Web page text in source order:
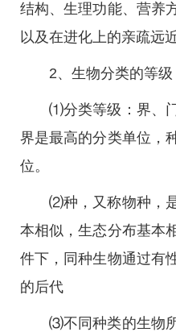
结构、生理功能、营养
以及在进化上的亲疏远
2、生物分类的等级
⑴分类等级：界、
界是最高的分类单位，
位。
⑵种，又称物种，
本相似，生态分布基本
件下，同种生物通过有
的后代
⑶不同种类的生物